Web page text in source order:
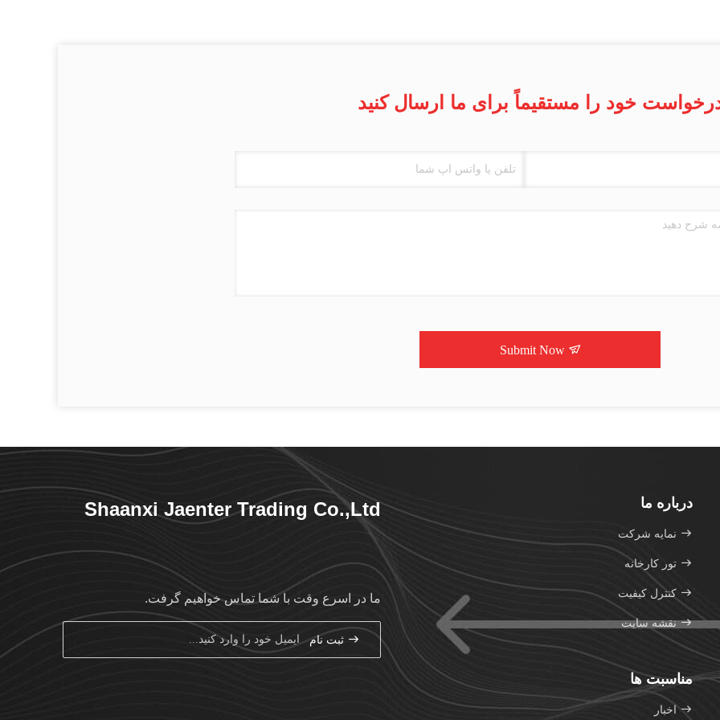
خود را مستقیماً برای ما ارسال کنید
Submit Now
درباره ما
نمایه شرکت
تور کارخانه
کنترل کیفیت
نقشه سایت
مناسبت ها
اخبار
Shaanxi Jaenter Trading Co.,Ltd
ما در اسرع وقت با شما تماس خواهیم گرفت.
ثبت نام